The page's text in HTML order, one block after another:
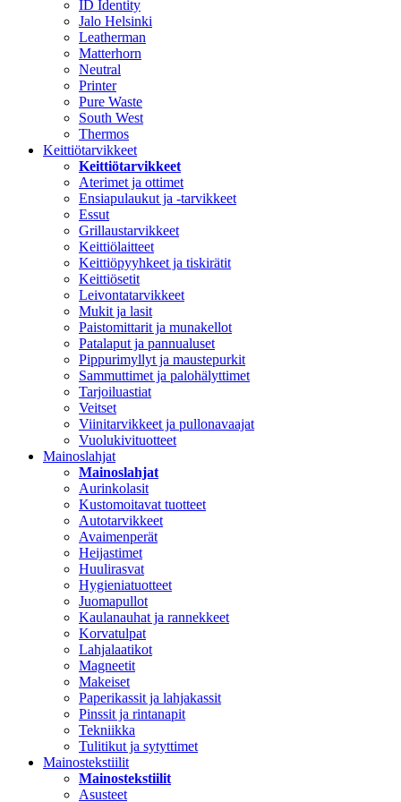
ID Identity
Jalo Helsinki
Leatherman
Matterhorn
Neutral
Printer
Pure Waste
South West
Thermos
Keittiötarvikkeet
Keittiötarvikkeet
Aterimet ja ottimet
Ensiapulaukut ja -tarvikkeet
Essut
Grillaustarvikkeet
Keittiölaitteet
Keittiöpyyhkeet ja tiskirätit
Keittiösetit
Leivontatarvikkeet
Mukit ja lasit
Paistomittarit ja munakellot
Patalaput ja pannualuset
Pippurimyllyt ja maustepurkit
Sammuttimet ja palohälyttimet
Tarjoiluastiat
Veitset
Viinitarvikkeet ja pullonavaajat
Vuolukivituotteet
Mainoslahjat
Mainoslahjat
Aurinkolasit
Kustomoitavat tuotteet
Autotarvikkeet
Avaimenperät
Heijastimet
Huulirasvat
Hygieniatuotteet
Juomapullot
Kaulanauhat ja rannekkeet
Korvatulpat
Lahjalaatikot
Magneetit
Makeiset
Paperikassit ja lahjakassit
Pinssit ja rintanapit
Tekniikka
Tulitikut ja sytyttimet
Mainostekstiilit
Mainostekstiilit
Asusteet